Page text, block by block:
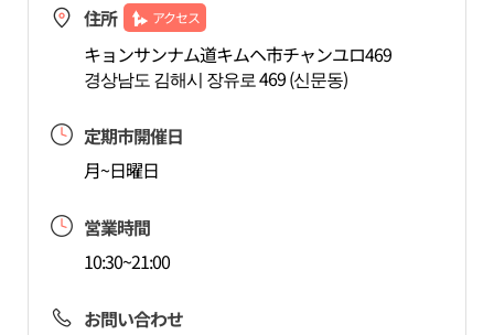
住所 アクセス
キョンサンナム道キムヘ市チャンユロ469
경상남도 김해시 장유로 469 (신문동)
定期市開催日
月~日曜日
営業時間
10:30~21:00
お問い合わせ